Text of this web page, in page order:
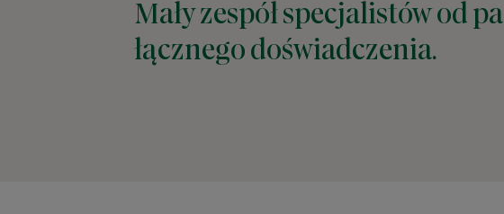
Mały zespół specjalistów od
łącznego doświadczenia.